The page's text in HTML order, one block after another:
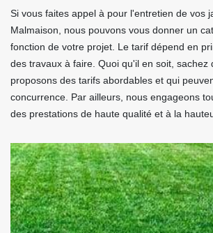
Si vous faites appel à pour l'entretien de vos
Malmaison, nous pouvons vous donner un
fonction de votre projet. Le tarif dépend en
des travaux à faire. Quoi qu'il en soit, sachez
proposons des tarifs abordables et qui
concurrence. Par ailleurs, nous engageons
des prestations de haute qualité et à la